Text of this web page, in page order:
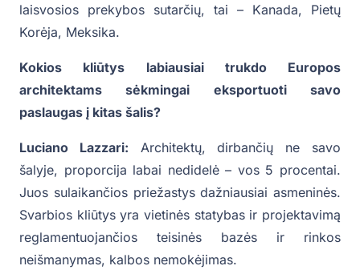
laisvosios prekybos sutarčių, tai – Kanada, Pietų
Korėja, Meksika.
Kokios kliūtys labiausiai trukdo Europos
architektams sėkmingai eksportuoti savo
paslaugas į kitas šalis?
Luciano Lazzari: Architektų, dirbančių ne savo
šalyje, proporcija labai nedidelė – vos 5 procentai.
Juos sulaikančios priežastys dažniausiai asmeninės.
Svarbios kliūtys yra vietinės statybas ir projektavimą
reglamentuojančios teisinės bazės ir rinkos
neišmanymas, kalbos nemokėjimas.